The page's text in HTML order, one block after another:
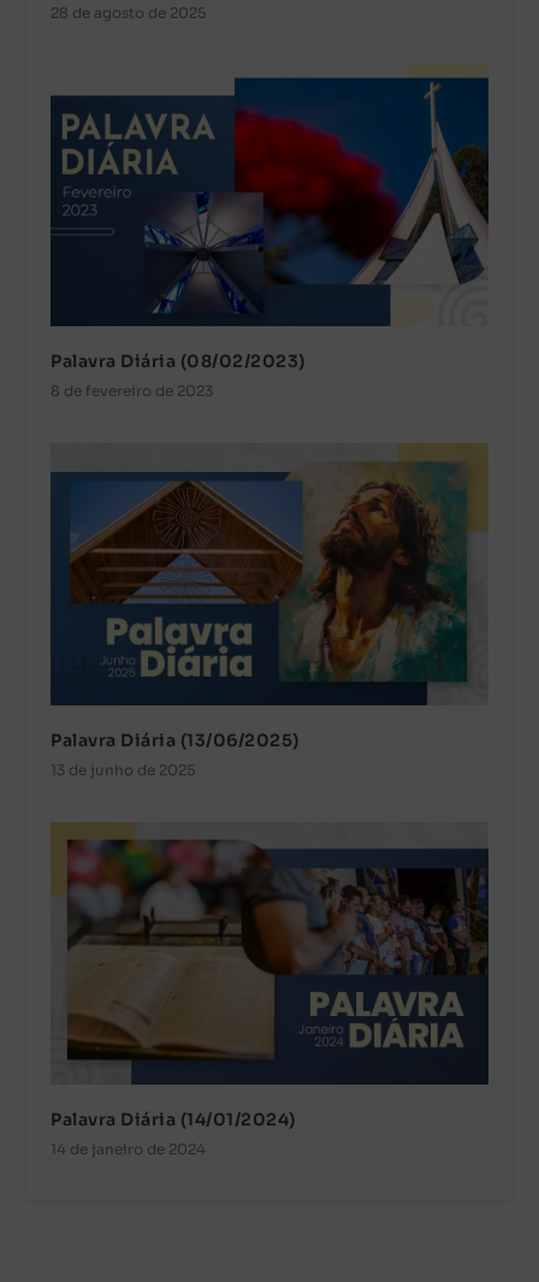
28 de agosto de 2025
Palavra Diária (08/02/2023)
8 de fevereiro de 2023
Palavra Diária (13/06/2025)
13 de junho de 2025
Palavra Diária (14/01/2024)
14 de janeiro de 2024